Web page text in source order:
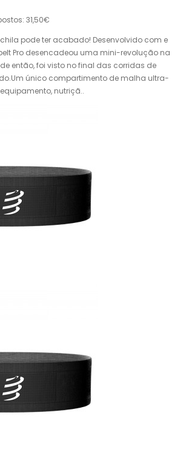
31,50€
pode ter acabado! Desenvolvido com e
Pro desencadeou uma mini-revolução na
então, foi visto no final das corridas de
único compartimento de malha ultra-
nutriçã..